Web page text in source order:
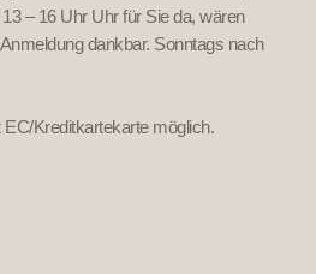
– 16 Uhr Uhr für Sie da, wären
dankbar. Sonntags nach
Kreditkartekarte möglich.